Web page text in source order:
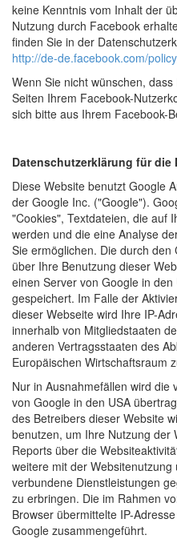
keine Kenntnis vom Inhalt der
Nutzung durch Facebook
finden Sie in der
http://de-de.facebook.com/
Wenn Sie nicht wünschen,
Seiten Ihrem Facebook-
sich bitte aus Ihrem Facebook-
Datenschutzerklärung für
Diese Website benutzt Google
der Google Inc. ("Google").
"Cookies", Textdateien, die auf
werden und die eine Analyse
Sie ermöglichen. Die durch
über Ihre Benutzung dieser
einen Server von Google in
gespeichert. Im Falle der
dieser Webseite wird Ihre IP-
innerhalb von Mitgliedstaaten
anderen Vertragsstaaten des
Europäischen Wirtschaftsraum
Nur in Ausnahmefällen wird die
von Google in den USA
des Betreibers dieser Website
benutzen, um Ihre Nutzung der
Reports über die
weitere mit der
verbundene Dienstleistungen
zu erbringen. Die im Rahmen
Browser übermittelte IP-
Google zusammengeführt.